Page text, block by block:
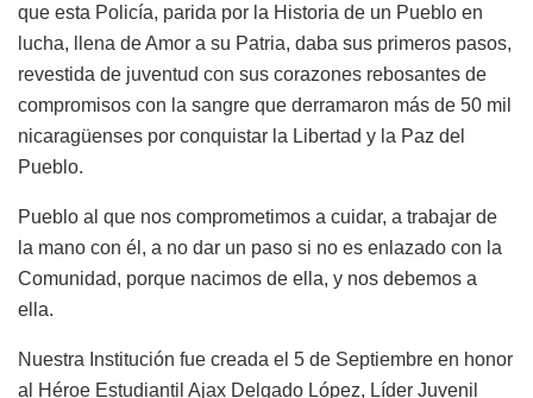
que esta Policía, parida por la Historia de un Pueblo en
lucha, llena de Amor a su Patria, daba sus primeros pasos,
revestida de juventud con sus corazones rebosantes de
compromisos con la sangre que derramaron más de 50 mil
nicaragüenses por conquistar la Libertad y la Paz del
Pueblo.
Pueblo al que nos comprometimos a cuidar, a trabajar de
la mano con él, a no dar un paso si no es enlazado con la
Comunidad, porque nacimos de ella, y nos debemos a
ella.
Nuestra Institución fue creada el 5 de Septiembre en honor
al Héroe Estudiantil Ajax Delgado López, Líder Juvenil